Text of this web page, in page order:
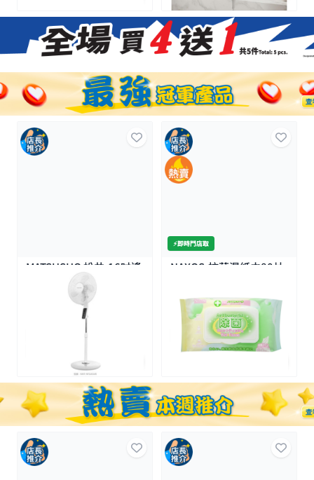
MATSUSHO 松井-16吋遙
$439.0
⚡️即時門店取
NAXOS-抗菌濕紙巾80片
27K+
$9.0
全場買4送1(共選5件商品)